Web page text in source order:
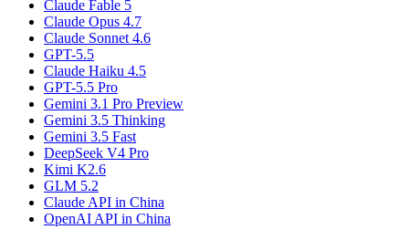
Claude Fable 5
Claude Opus 4.7
Claude Sonnet 4.6
GPT-5.5
Claude Haiku 4.5
GPT-5.5 Pro
Gemini 3.1 Pro Preview
Gemini 3.5 Thinking
Gemini 3.5 Fast
DeepSeek V4 Pro
Kimi K2.6
GLM 5.2
Claude API in China
OpenAI API in China